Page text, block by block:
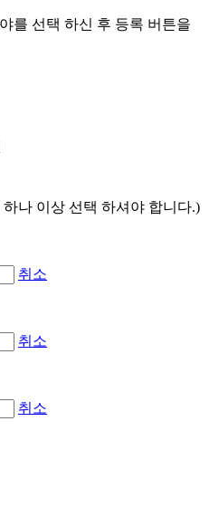
를 선택 하신 후 등록 버튼을
나 이상 선택 하셔야 합니다.)
취소
취소
취소